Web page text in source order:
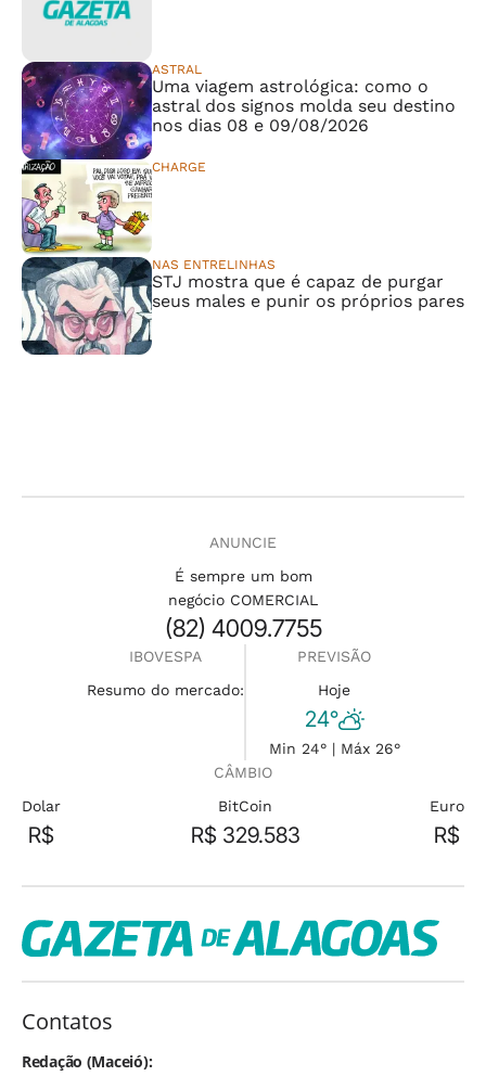
ASTRAL
Uma viagem astrológica: como o
astral dos signos molda seu destino
nos dias 08 e 09/08/2026
CHARGE
NAS ENTRELINHAS
STJ mostra que é capaz de purgar
seus males e punir os próprios pares
ANUNCIE
É sempre um bom
negócio COMERCIAL
(82) 4009.7755
IBOVESPA
Resumo do mercado:
PREVISÃO
Hoje
24°
Min 24° | Máx 26°
CÂMBIO
Dolar
R$
BitCoin
R$ 329.583
Euro
R$
Contatos
Redação (Maceió):